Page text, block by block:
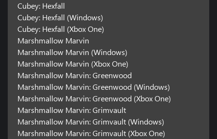
Cubey: Hexfall
Cubey: Hexfall (Windows)
Cubey: Hexfall (Xbox One)
Marshmallow Marvin
Marshmallow Marvin (Windows)
Marshmallow Marvin (Xbox One)
Marshmallow Marvin: Greenwood
Marshmallow Marvin: Greenwood (Windows)
Marshmallow Marvin: Greenwood (Xbox One)
Marshmallow Marvin: Grimvault
Marshmallow Marvin: Grimvault (Windows)
Marshmallow Marvin: Grimvault (Xbox One)